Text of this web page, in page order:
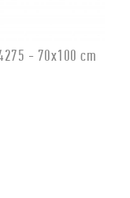
- 70x100 cm